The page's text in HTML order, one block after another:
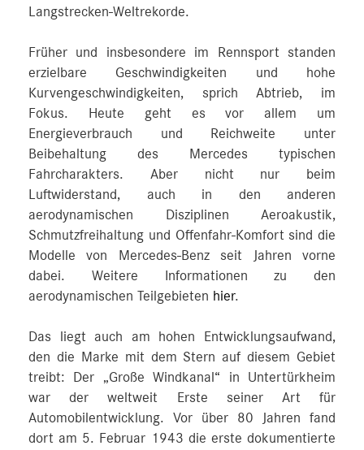
Langstrecken-Weltrekorde.
Früher und insbesondere im Rennsport standen
erzielbare Geschwindigkeiten und hohe
Kurvengeschwindigkeiten, sprich Abtrieb, im
Fokus. Heute geht es vor allem um
Energieverbrauch und Reichweite unter
Beibehaltung des Mercedes typischen
Fahrcharakters. Aber nicht nur beim
Luftwiderstand, auch in den anderen
aerodynamischen Disziplinen Aeroakustik,
Schmutzfreihaltung und Offenfahr‑Komfort sind die
Modelle von Mercedes‑Benz seit Jahren vorne
dabei. Weitere Informationen zu den
aerodynamischen Teilgebieten hier.
Das liegt auch am hohen Entwicklungsaufwand,
den die Marke mit dem Stern auf diesem Gebiet
treibt: Der „Große Windkanal“ in Untertürkheim
war der weltweit Erste seiner Art für
Automobilentwicklung. Vor über 80 Jahren fand
dort am 5. Februar 1943 die erste dokumentierte